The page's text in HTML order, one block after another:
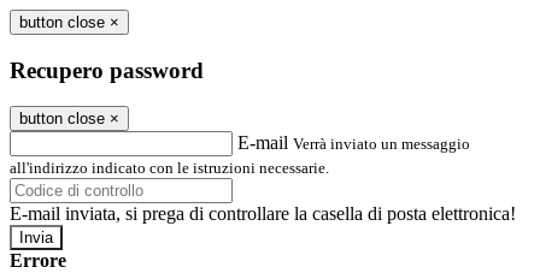
button close ×
Recupero password
button close ×
E-mail Verrà inviato un messaggio
all'indirizzo indicato con le istruzioni necessarie.
E-mail inviata, si prega di controllare la casella di posta elettronica!
Errore